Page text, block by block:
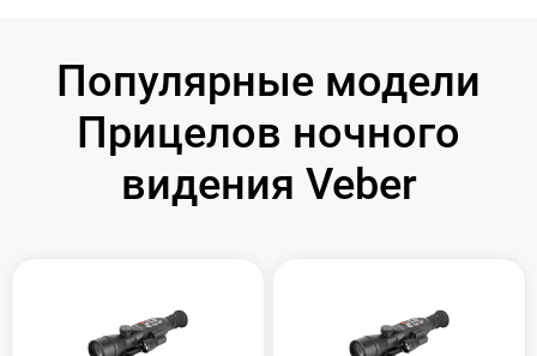
Популярные модели
Прицелов ночного
видения Veber